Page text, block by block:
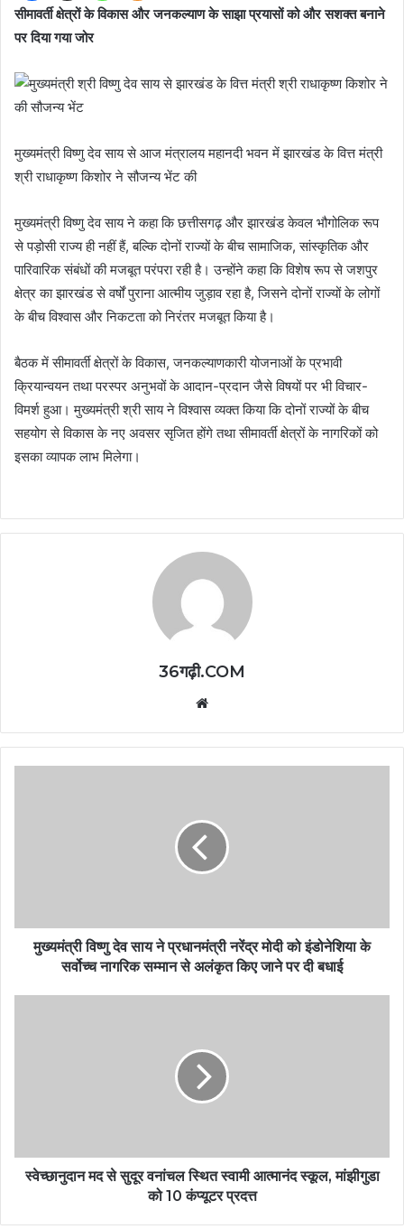
सीमावर्ती क्षेत्रों के विकास और जनकल्याण के साझा प्रयासों को और सशक्त बनाने
पर दिया गया जोर
मुख्यमंत्री विष्णु देव साय से आज मंत्रालय महानदी भवन में झारखंड के वित्त मंत्री
श्री राधाकृष्ण किशोर ने सौजन्य भेंट की
मुख्यमंत्री विष्णु देव साय ने कहा कि छत्तीसगढ़ और झारखंड केवल भौगोलिक रूप
से पड़ोसी राज्य ही नहीं हैं, बल्कि दोनों राज्यों के बीच सामाजिक, सांस्कृतिक और
पारिवारिक संबंधों की मजबूत परंपरा रही है। उन्होंने कहा कि विशेष रूप से जशपुर
क्षेत्र का झारखंड से वर्षों पुराना आत्मीय जुड़ाव रहा है, जिसने दोनों राज्यों के लोगों
के बीच विश्वास और निकटता को निरंतर मजबूत किया है।
बैठक में सीमावर्ती क्षेत्रों के विकास, जनकल्याणकारी योजनाओं के प्रभावी
क्रियान्वयन तथा परस्पर अनुभवों के आदान-प्रदान जैसे विषयों पर भी विचार-
विमर्श हुआ। मुख्यमंत्री श्री साय ने विश्वास व्यक्त किया कि दोनों राज्यों के बीच
सहयोग से विकास के नए अवसर सृजित होंगे तथा सीमावर्ती क्षेत्रों के नागरिकों को
इसका व्यापक लाभ मिलेगा।
36गढ़ी.COM
मुख्यमंत्री विष्णु देव साय ने प्रधानमंत्री नरेंद्र मोदी को इंडोनेशिया के
सर्वोच्च नागरिक सम्मान से अलंकृत किए जाने पर दी बधाई
स्वेच्छानुदान मद से सुदूर वनांचल स्थित स्वामी आत्मानंद स्कूल, मांझीगुडा
को 10 कंप्यूटर प्रदत्त